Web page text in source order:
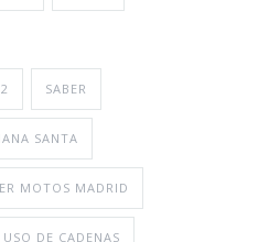
SABER
SANTA
MOTOS MADRID
USO DE CADENAS